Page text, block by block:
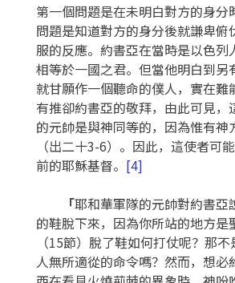
第一個問題是在未明白對方的身分
問題是知道對方的身分後就謙卑俯
服的反應。約書亞在當時是以色列
相等於一國之君。但當他明白到另
就甘願作一個聽命的僕人，實在難
有推卻約書亞的敬拜，由此可見，
的元帥是與神同等的，因為惟有神
（出二十3-6）。因此，這使者可
前的耶穌基督。 [4]
「耶和華軍隊的元帥對約書亞
的鞋脫下來，因為你所站的地方
（15節）脫了鞋如何打仗呢？那
人無所適從的命令嗎？然而，想必